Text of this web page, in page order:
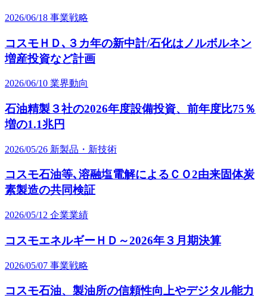
2026/06/18 事業戦略
コスモＨＤ､３カ年の新中計/石化はノルボルネン
増産投資など計画
2026/06/10 業界動向
石油精製３社の2026年度設備投資、前年度比75％
増の1.1兆円
2026/05/26 新製品・新技術
コスモ石油等､溶融塩電解によるＣＯ2由来固体炭
素製造の共同検証
2026/05/12 企業業績
コスモエネルギーＨＤ～2026年３月期決算
2026/05/07 事業戦略
コスモ石油、製油所の信頼性向上やデジタル能力